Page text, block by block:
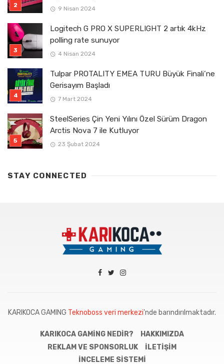
9 Nisan 2024
Logitech G PRO X SUPERLIGHT 2 artık 4kHz
polling rate sunuyor
4 Nisan 2024
Tulpar PROTALITY EMEA TURU Büyük Finali’ne
Gerisayım Başladı
7 Mart 2024
SteelSeries Çin Yeni Yılını Özel Sürüm Dragon
Arctis Nova 7 ile Kutluyor
23 Şubat 2024
STAY CONNECTED
KARIKOCA GAMING Teknoboss veri merkezi'nde barındırılmaktadır.
KARIKOCA GAMING NEDIR?
HAKKIMIZDA
REKLAM VE SPONSORLUK
İLETIŞIM
İNCELEME SISTEMI